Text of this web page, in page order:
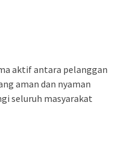
aktif antara pelanggan
aman dan nyaman
seluruh masyarakat